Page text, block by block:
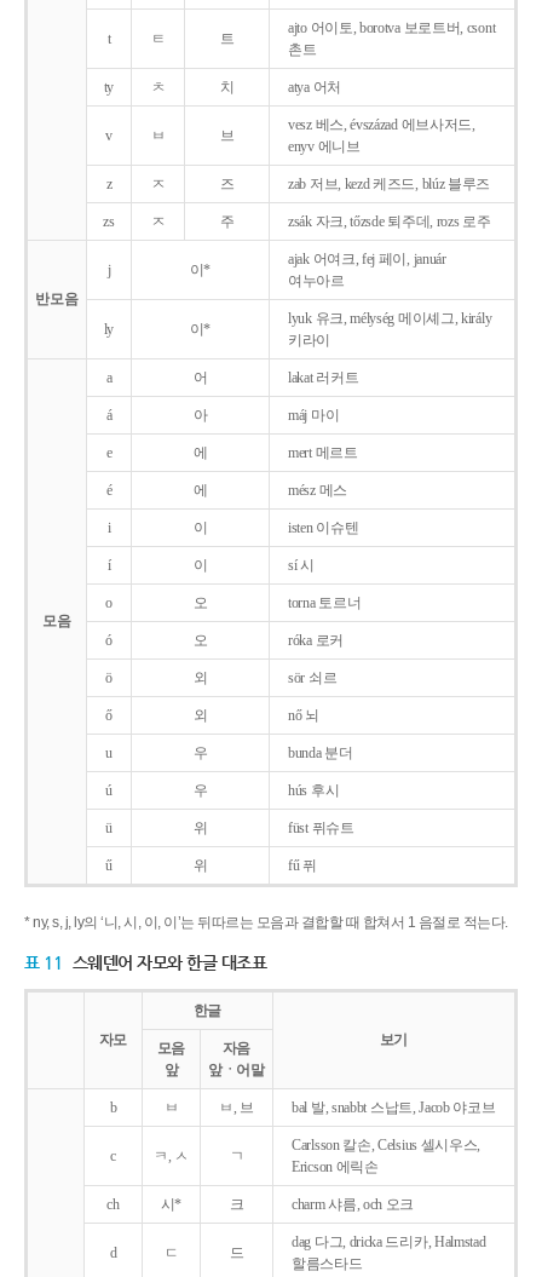
t ㅌ 트
ajto 어이토, borotva 보로트버, csont
촌트
ty ㅊ 치 atya 어처
v ㅂ 브
vesz 베스, évszázad 에브사저드,
enyv 에니브
z ㅈ 즈 zab 저브, kezd 케즈드, blúz 블루즈
zs ㅈ 주 zsák 자크, tőzsde 퇴주데, rozs 로주
반모음
j 이*
ajak 어여크, fej 페이, január
여누아르
ly 이*
lyuk 유크, mélység 메이셰그, király
키라이
모음
a 어 lakat 러커트
á 아 máj 마이
e 에 mert 메르트
é 에 mész 메스
i 이 isten 이슈텐
í 이 sí 시
o 오 torna 토르너
ó 오 róka 로커
ö 외 sör 쇠르
ő 외 nő 뇌
u 우 bunda 분더
ú 우 hús 후시
ü 위 füst 퓌슈트
ű 위 fű 퓌
* ny, s, j, ly의 ‘니, 시, 이, 이’는 뒤따르는 모음과 결합할 때 합쳐서 1 음절로 적는다.
표 11 스웨덴어 자모와 한글 대조표
자모
한글
보기
모음
앞
자음
앞ㆍ어말
b ㅂ ㅂ, 브 bal 발, snabbt 스납트, Jacob 야코브
c ㅋ, ㅅ ㄱ
Carlsson 칼손, Celsius 셀시우스,
Ericson 에릭손
ch 시* 크 charm 샤름, och 오크
d ㄷ 드
dag 다그, dricka 드리카, Halmstad
할름스타드